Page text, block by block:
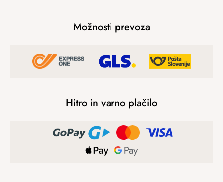
Možnosti prevoza
Hitro in varno plačilo